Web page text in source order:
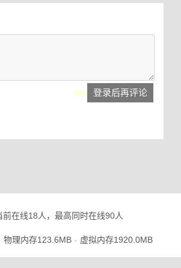
登录后再评论
在线18人，最高同时在线90人
物理内存123.6MB · 虚拟内存1920.0MB